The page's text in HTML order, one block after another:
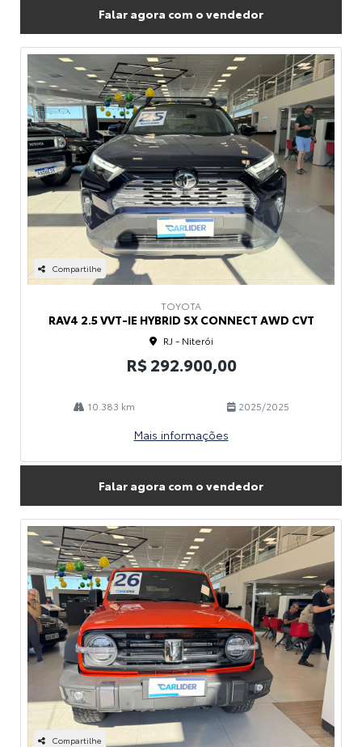
Falar agora com o vendedor
Compartilhe
TOYOTA
RAV4 2.5 VVT-IE HYBRID SX CONNECT AWD CVT
RJ - Niterói
R$ 292.900,00
10.383 km 2025/2025
Mais informações
Falar agora com o vendedor
Compartilhe